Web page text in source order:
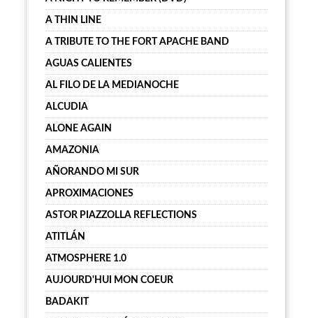
A THIN LINE
A TRIBUTE TO THE FORT APACHE BAND
AGUAS CALIENTES
AL FILO DE LA MEDIANOCHE
ALCUDIA
ALONE AGAIN
AMAZONIA
AÑORANDO MI SUR
APROXIMACIONES
ASTOR PIAZZOLLA REFLECTIONS
ATITLÁN
ATMOSPHERE 1.0
AUJOURD'HUI MON COEUR
BADAKIT